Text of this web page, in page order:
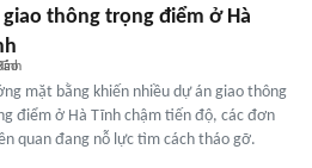
giao thông trọng điểm ở Hà
mặt bằng khiến nhiều dự án giao thông
điểm ở Hà Tĩnh chậm tiến độ, các đơn
quan đang nỗ lực tìm cách tháo gỡ.